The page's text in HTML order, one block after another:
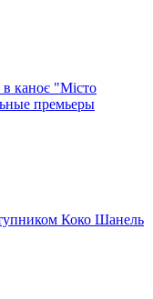
каноє "Місто
премьеры
Коко Шанель